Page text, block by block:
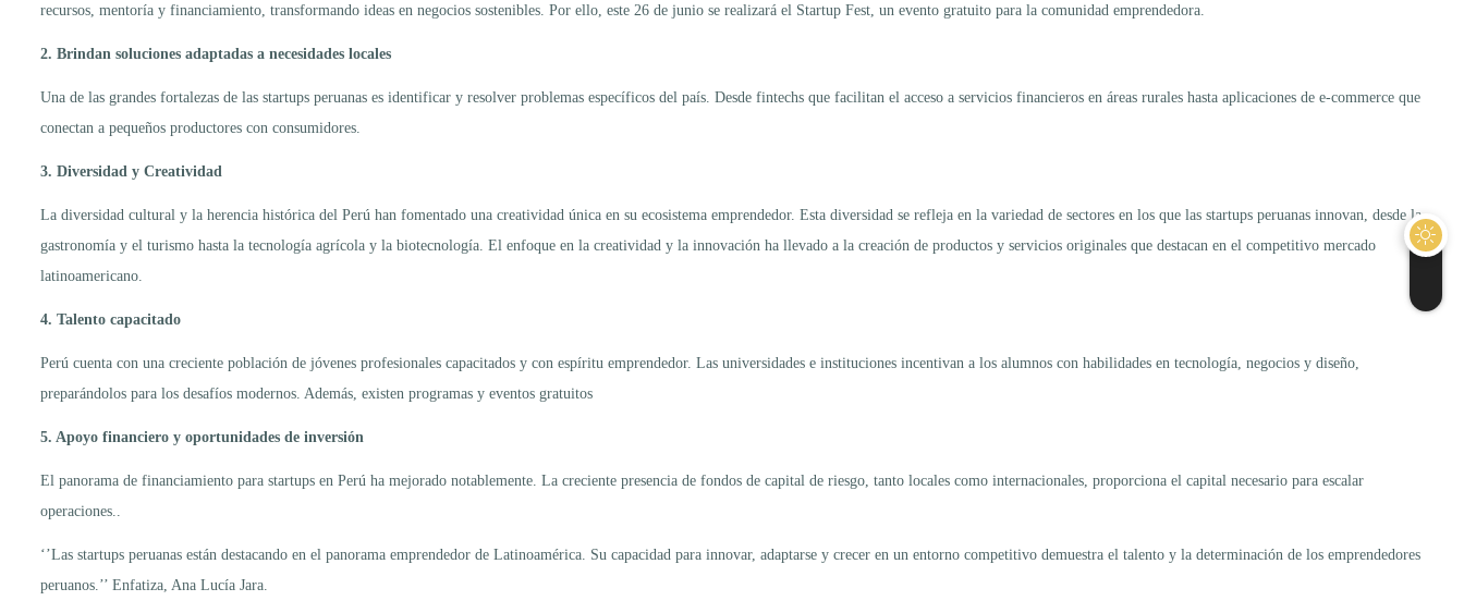
recursos, mentoría y financiamiento, transformando ideas en negocios sostenibles. Por ello, este 26 de junio se realizará el Startup Fest, un evento gratuito para la comunidad emprendedora.
2. Brindan soluciones adaptadas a necesidades locales
Una de las grandes fortalezas de las startups peruanas es identificar y resolver problemas específicos del país. Desde fintechs que facilitan el acceso a servicios financieros en áreas rurales hasta aplicaciones de e-commerce que
conectan a pequeños productores con consumidores.
3. Diversidad y Creatividad
La diversidad cultural y la herencia histórica del Perú han fomentado una creatividad única en su ecosistema emprendedor. Esta diversidad se refleja en la variedad de sectores en los que las startups peruanas innovan, desde la
gastronomía y el turismo hasta la tecnología agrícola y la biotecnología. El enfoque en la creatividad y la innovación ha llevado a la creación de productos y servicios originales que destacan en el competitivo mercado
latinoamericano.
4. Talento capacitado
Perú cuenta con una creciente población de jóvenes profesionales capacitados y con espíritu emprendedor. Las universidades e instituciones incentivan a los alumnos con habilidades en tecnología, negocios y diseño,
preparándolos para los desafíos modernos. Además, existen programas y eventos gratuitos
5. Apoyo financiero y oportunidades de inversión
El panorama de financiamiento para startups en Perú ha mejorado notablemente. La creciente presencia de fondos de capital de riesgo, tanto locales como internacionales, proporciona el capital necesario para escalar
operaciones..
‘’Las startups peruanas están destacando en el panorama emprendedor de Latinoamérica. Su capacidad para innovar, adaptarse y crecer en un entorno competitivo demuestra el talento y la determinación de los emprendedores
peruanos.’’ Enfatiza, Ana Lucía Jara.